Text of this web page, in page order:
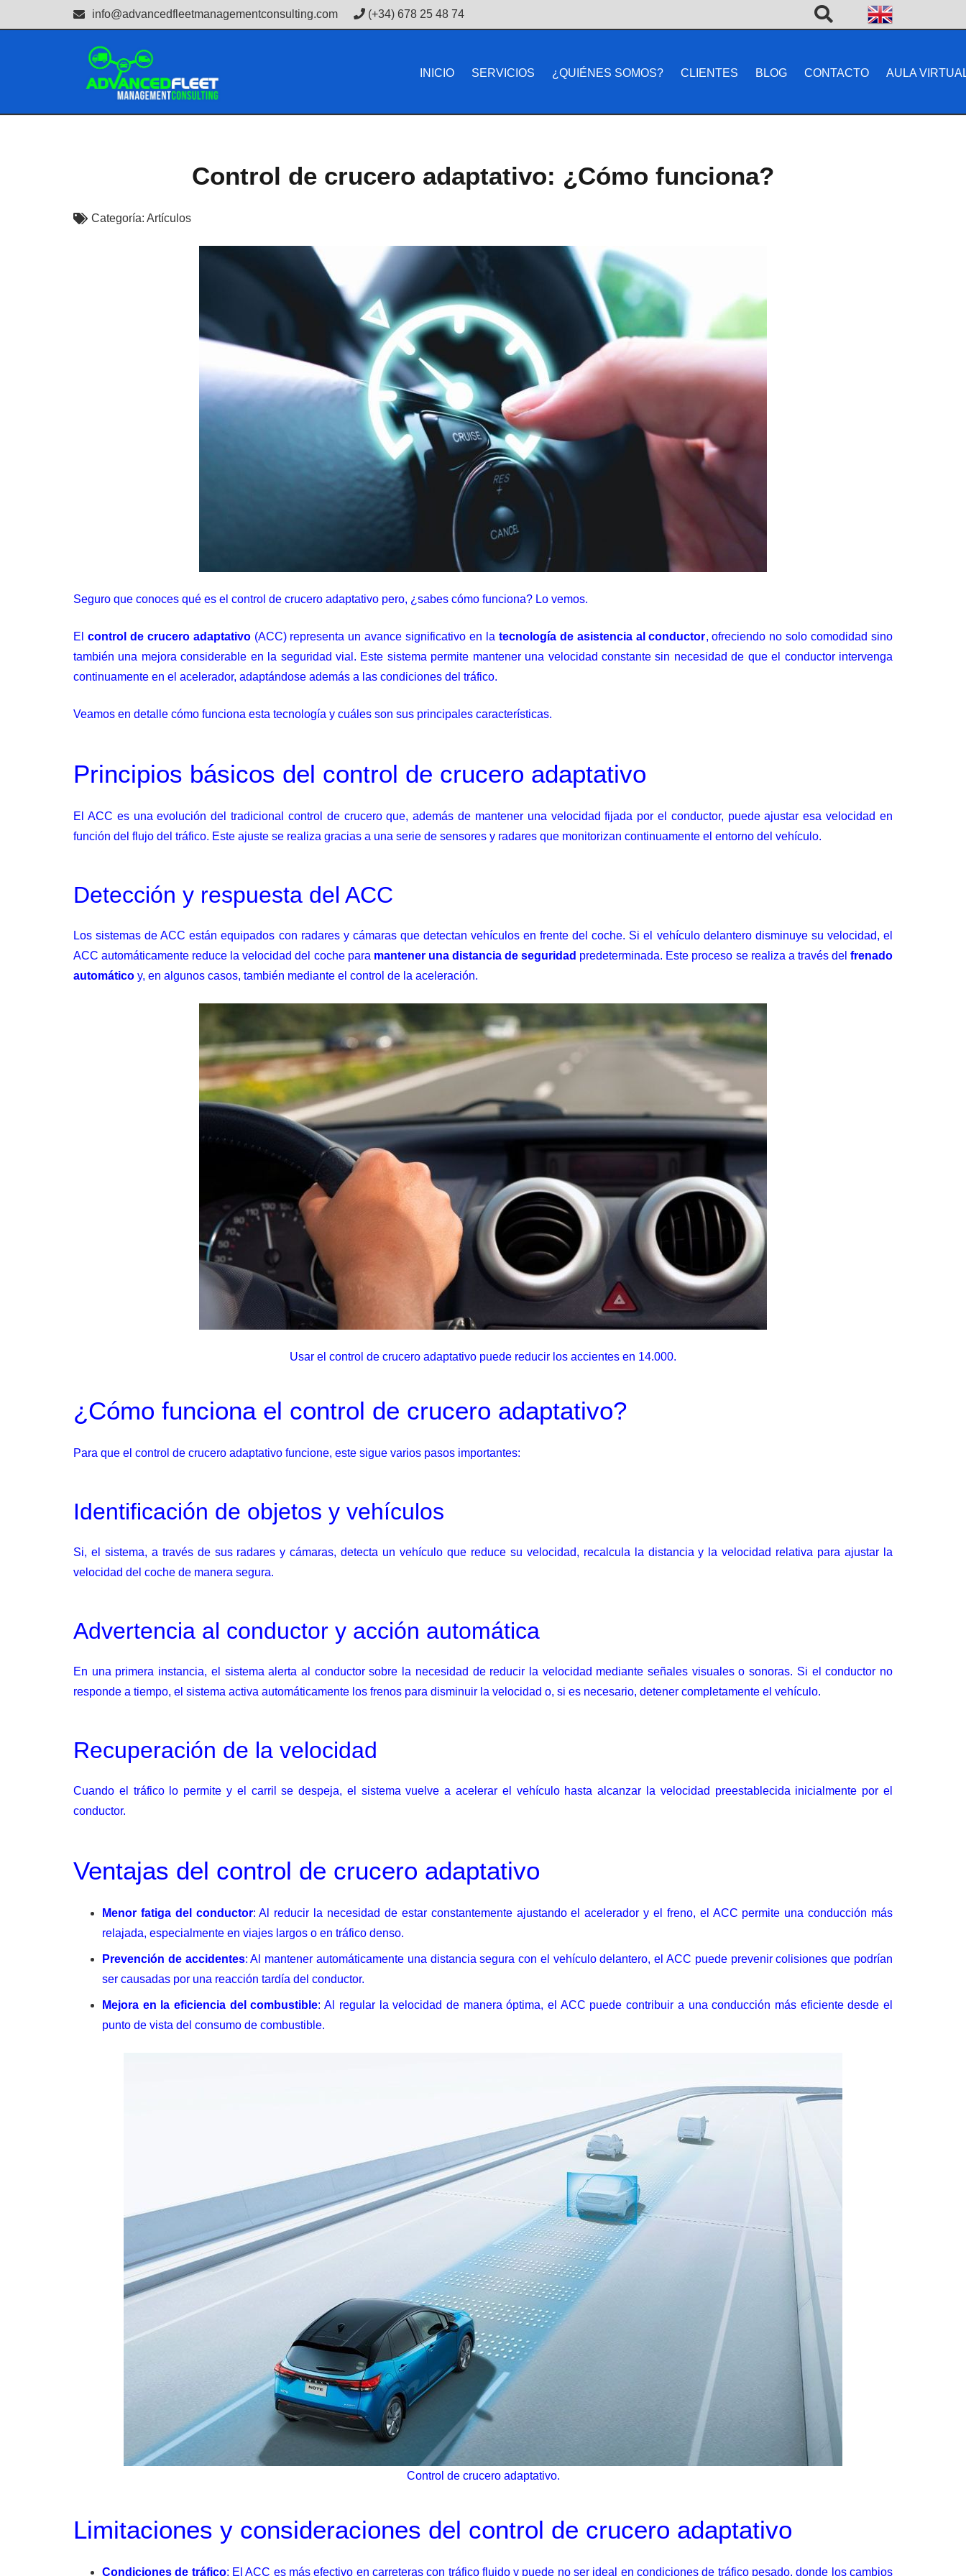
info@advancedfleetmanagementconsulting.com (+34) 678 25 48 74
INICIO SERVICIOS ¿QUIÉNES SOMOS? CLIENTES BLOG CONTACTO AULA
Control de crucero adaptativo: ¿Cómo funciona?
Categoría: Artículos
Seguro que conoces qué es el control de crucero adaptativo pero, ¿sabes cómo funciona? Lo vemos.
El control de crucero adaptativo(ACC) representa un avance significativo en la tecnología de asistencia al conductor, ofreciendo no solo comodidad sino
también una mejora considerable en la seguridad vial. Este sistema permite mantener una velocidad constante sin necesidad de que el conductor intervenga
continuamente en el acelerador, adaptándose además a las condiciones del tráfico.
Veamos en detalle cómo funciona esta tecnología y cuáles son sus principales características.
Principios básicos del control de crucero adaptativo
El ACC es una evolución del tradicional control de crucero que, además de mantener una velocidad fijada por el conductor, puede ajustar esa velocidad en
función del flujo del tráfico. Este ajuste se realiza gracias a una serie de sensores y radares que monitorizan continuamente el entorno del vehículo.
Detección y respuesta del ACC
Los sistemas de ACC están equipados con radares y cámaras que detectan vehículos en frente del coche. Si el vehículo delantero disminuye su velocidad, el
ACC automáticamente reduce la velocidad del coche para mantener una distancia de seguridad predeterminada. Este proceso se realiza a través delfrenado
automático y, en algunos casos, también mediante el control de la aceleración.
Usar el control de crucero adaptativo puede reducir los accientes en 14.000.
¿Cómo funciona el control de crucero adaptativo?
Para que el control de crucero adaptativo funcione, este sigue varios pasos importantes:
Identificación de objetos y vehículos
Si, el sistema, a través de sus radares y cámaras, detecta un vehículo que reduce su velocidad, recalcula la distancia y la velocidad relativa para ajustar la
velocidad del coche de manera segura.
Advertencia al conductor y acción automática
En una primera instancia, el sistema alerta al conductor sobre la necesidad de reducir la velocidad mediante señales visuales o sonoras. Si el conductor no
responde a tiempo, el sistema activa automáticamente los frenos para disminuir la velocidad o, si es necesario, detener completamente el vehículo.
Recuperación de la velocidad
Cuando el tráfico lo permite y el carril se despeja, el sistema vuelve a acelerar el vehículo hasta alcanzar la velocidad preestablecida inicialmente por el
conductor.
Ventajas del control de crucero adaptativo
Menor fatiga del conductor: Al reducir la necesidad de estar constantemente ajustando el acelerador y el freno, el ACC permite una conducción más
relajada, especialmente en viajes largos o en tráfico denso.
Prevención de accidentes: Al mantener automáticamente una distancia segura con el vehículo delantero, el ACC puede prevenir colisiones que podrían
ser causadas por una reacción tardía del conductor.
Mejora en la eficiencia del combustible: Al regular la velocidad de manera óptima, el ACC puede contribuir a una conducción más eficiente desde el
punto de vista del consumo de combustible.
Control de crucero adaptativo.
Limitaciones y consideraciones del control de crucero adaptativo
Condiciones de tráfico: El ACC es más efectivo en carreteras con tráfico fluido y puede no ser ideal en condiciones de tráfico pesado, donde los cambios